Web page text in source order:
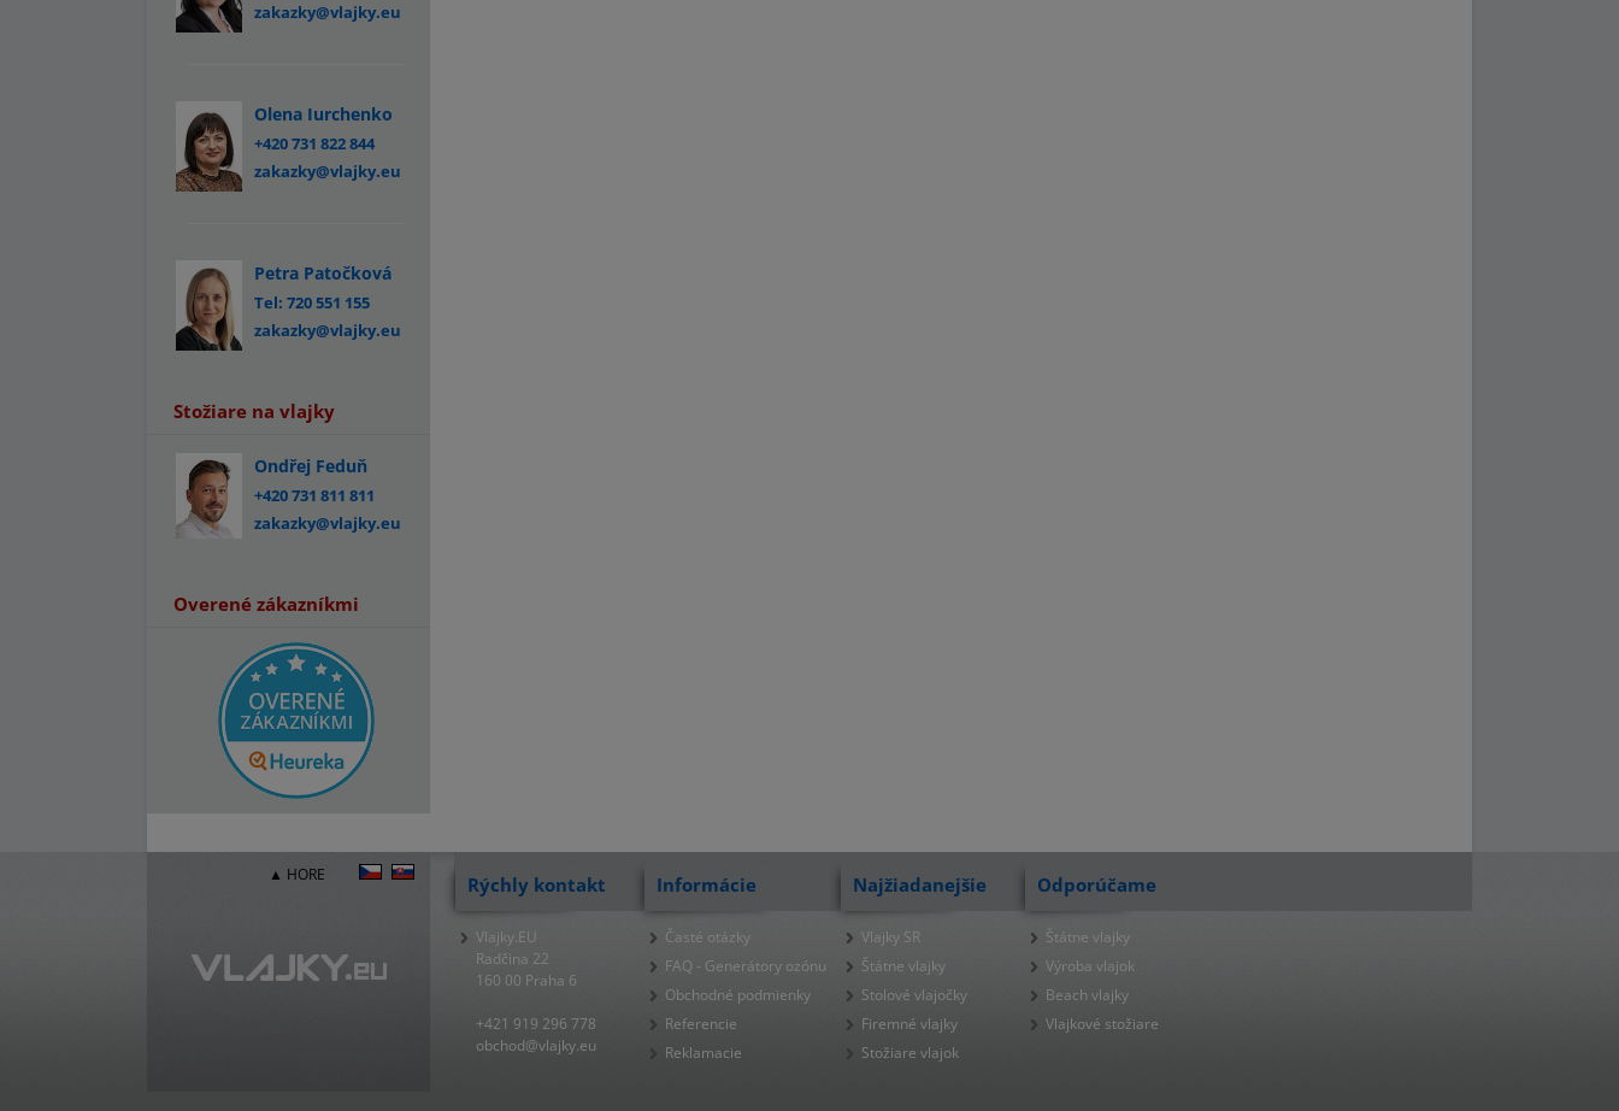
zakazky@vlajky.eu
Olena Iurchenko
+420 731 822 844
zakazky@vlajky.eu
Petra Patočková
Tel: 720 551 155
zakazky@vlajky.eu
Stožiare na vlajky
Ondřej Feduň
+420 731 811 811
zakazky@vlajky.eu
Overené zákazníkmi
▲ HORE Rýchly kontakt
Vlajky.EU
Radčina 22
160 00 Praha 6
+421 919 296 778
obchod@vlajky.eu
Informácie
Časté otázky
FAQ - Generátory ozónu
Obchodné podmienky
Referencie
Reklamacie
Najžiadanejšie
Vlajky SR
Štátne vlajky
Stolové vlajočky
Firemné vlajky
Stožiare vlajok
Odporúčame
Štátne vlajky
Výroba vlajok
Beach vlajky
Vlajkové stožiare